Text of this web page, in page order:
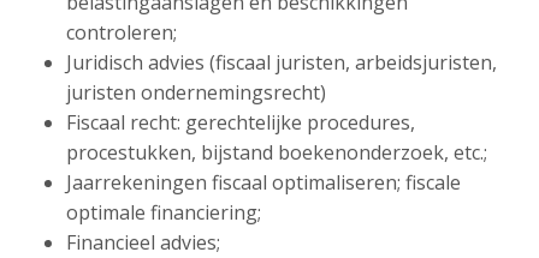
controleren;
Juridisch advies (fiscaal juristen, arbeidsjuristen,
juristen ondernemingsrecht)
Fiscaal recht: gerechtelijke procedures,
procestukken, bijstand boekenonderzoek, etc.;
Jaarrekeningen fiscaal optimaliseren; fiscale
optimale financiering;
Financieel advies;